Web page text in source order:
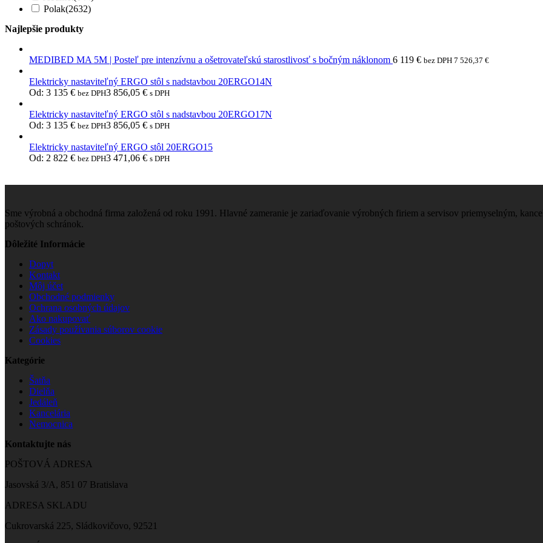
Polak(2632)
Najlepšie produkty
MEDIBED MA 5M | Posteľ pre intenzívnu a ošetrovateľskú starostlivosť s bočným náklonom 6 119 € bez DPH 7 526,37 €
Elektricky nastaviteľný ERGO stôl s nadstavbou 20ERGO14N
Od: 3 135 € bez DPH3 856,05 € s DPH
Elektricky nastaviteľný ERGO stôl s nadstavbou 20ERGO17N
Od: 3 135 € bez DPH3 856,05 € s DPH
Elektricky nastaviteľný ERGO stôl 20ERGO15
Od: 2 822 € bez DPH3 471,06 € s DPH
Sme výrobná a obchodná firma založená od roku 1991. Hlavné zameranie je zariaďovanie výrobných firiem a servisov priemyselným,
poštových schránok.
Dôležité Informácie
Dopyt
Kontakt
Môj účet
Obchodné podmienky
Ochrana osobných údajov
Ako nakupovať
Zásady používania súborov cookie
Cookies
Kategórie
Šatňa
Dielňa
Jedáleň
Kancelária
Nemocnica
Kontaktujte nás
POŠTOVÁ ADRESA
Jasovská 3/A, 851 07 Bratislava
ADRESA SKLADU
Cukrovarská 225, Sládkovičovo, 92521